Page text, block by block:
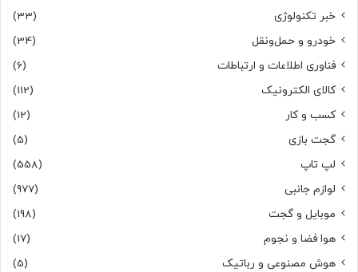
خبر تکنولوژی
(33)
خودرو و حمل‌و‌نقل
(34)
فناوری اطلاعات و ارتباطات
(6)
کالای الکترونیک
(112)
کسب و کار
(12)
گجت بازی
(5)
لپ تاپ
(558)
لوازم جانبی
(977)
موبایل و گجت
(198)
هوا فضا و نجوم
(17)
هوش مصنوعی و رباتیک
(5)